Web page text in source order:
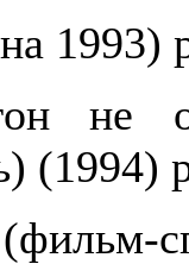
1993)
не
(1994)